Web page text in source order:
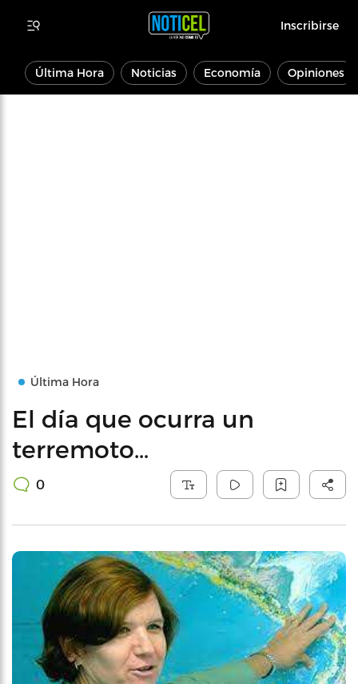
Inscribirse
Última Hora Noticias Economía Opiniones
Última Hora
El día que ocurra un
terremoto…
0